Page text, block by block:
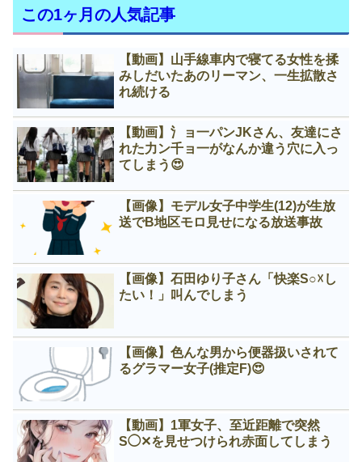
この1ヶ月の人気記事
【動画】山手線車内で寝てる女性を揉
みしだいたあのリーマン、一生拡散さ
れ続ける
【動画】氵ョ一パンJKさん、友達にさ
れた力ン千ョ一がなんか違う穴に入っ
てしまう😍
【画像】モデル女子中学生(12)が生放
送でB地区モロ見せになる放送事故
【画像】石田ゆり子さん「快楽S○☓し
たい！」叫んでしまう
【画像】色んな男から便器扱いされて
るグラマー女子(推定F)😍
【動画】1軍女子、至近距離で突然
S◯✕を見せつけられ赤面してしまう